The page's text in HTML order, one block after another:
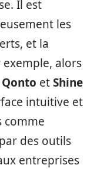
Il est
les
et la
alors
Qonto etShine
intuitive et
comme
des outils
entreprises